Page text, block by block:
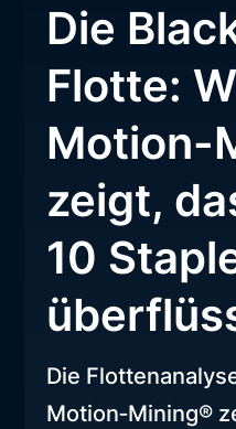
Die
Flotte:
Motion-
zeigt,
10
Die
Motion‑Mining®